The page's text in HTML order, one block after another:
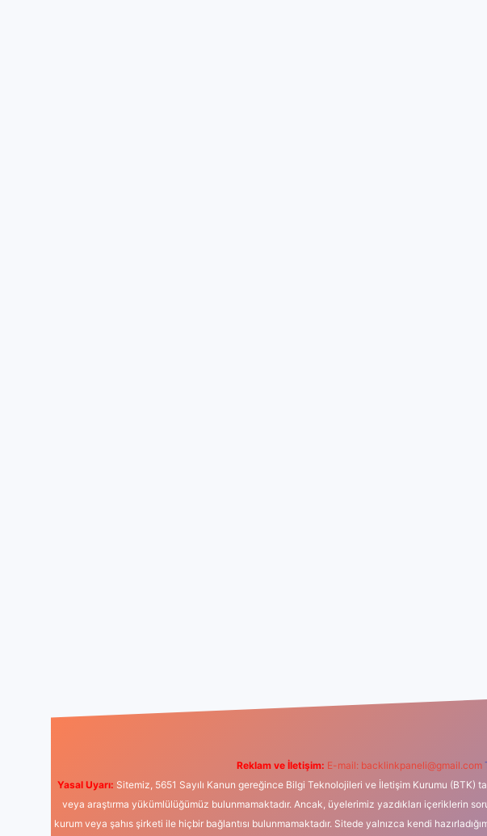
Reklam ve İletişim: E-mail: backlinkpaneli@gmail.com
Yasal Uyarı: Sitemiz, 5651 Sayılı Kanun gereğince Bilgi Teknolojileri ve İletişim Kurumu
veya araştırma yükümlülüğümüz bulunmamaktadır. Ancak, üyelerimiz yazdıkları içeriklerin
kurum veya şahıs şirketi ile hiçbir bağlantısı bulunmamaktadır. Sitede yalnızca kendi